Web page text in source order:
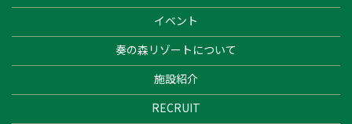
イベント
奏の森リゾートについて
施設紹介
RECRUIT